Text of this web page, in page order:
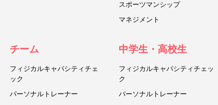
スポーツマンシップ
マネジメント
チーム
フィジカルキャパシティチェ
ック
パーソナルトレーナー
中学生・高校生
フィジカルキャパシティチェッ
ク
パーソナルトレーナー